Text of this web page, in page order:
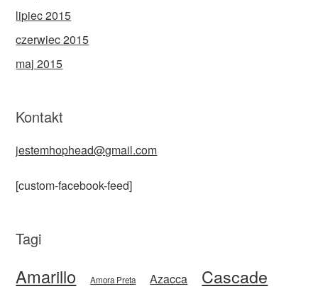
lipiec 2015
czerwiec 2015
maj 2015
Kontakt
jestemhophead@gmail.com
[custom-facebook-feed]
Tagi
Amarillo Amora Preta Azacca Cascade